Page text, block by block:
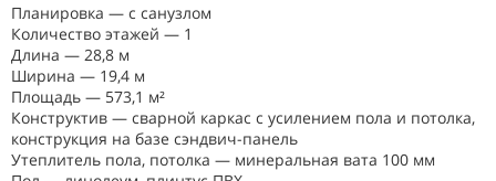
Планировка — с санузлом
Количество этажей — 1
Длина — 28,8 м
Ширина — 19,4 м
Площадь — 573,1 м²
Конструктив — сварной каркас с усилением пола и потолка,
конструкция на базе сэндвич-панель
Утеплитель пола, потолка — минеральная вата 100 мм